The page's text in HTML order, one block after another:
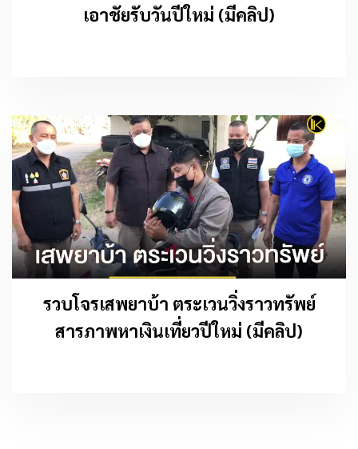
เอาชัยรับวันปีใหม่ (มีคลิป)
รวบโจรเสพยาบ้า ตระเวนวิ่งราวทรัพย์
สารภาพหาเงินเที่ยวปีใหม่ (มีคลิป)